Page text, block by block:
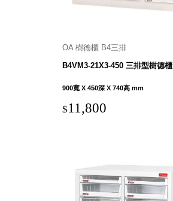
OA 樹德櫃 B4三排
B4VM3-21X3-450 三排型樹德櫃
900寬 X 450深 X 740高 mm
$11,800